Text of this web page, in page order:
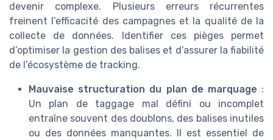
devenir complexe. Plusieurs erreurs récurrentes
freinent l’efficacité des campagnes et la qualité de la
collecte de données. Identifier ces pièges permet
d’optimiser la gestion des balises et d’assurer la fiabilité
de l’écosystème de tracking.
Mauvaise structuration du plan de marquage :
Un plan de taggage mal défini ou incomplet
entraîne souvent des doublons, des balises inutiles
ou des données manquantes. Il est essentiel de